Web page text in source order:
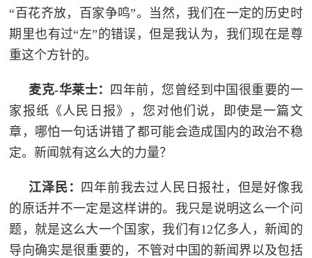
“百花齐放，百家争鸣”。当然，我们在一定的历史时
期里也有过“左”的错误，但是我认为，我们现在是尊
重这个方针的。
麦克-华莱士：
四年前，您曾经到中国很重要的一
家报纸《人民日报》，您对他们说，即使是一篇文
章，哪怕一句话讲错了都可能会造成国内的政治不稳
定。新闻就有这么大的力量？
江泽民：
四年前我去过人民日报社，但是好像我
的原话并不一定是这样讲的。我只是说明这么一个问
题，就是这么大一个国家，我们有12亿多人，新闻的
导向确实是很重要的，不管对中国的新闻界以及包括